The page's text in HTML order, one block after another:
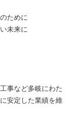
ために
未来に
事など多岐にわた
安定した業績を維